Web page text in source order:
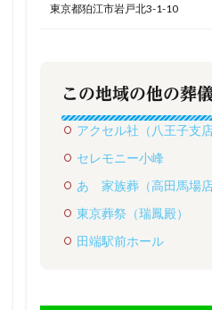
東京都狛江市岩戸北3-1-10
この地域の他の葬
アクセル社（八王子支店
セレモニー小峰
あゝ家族葬（高田馬場店
東京葬祭（瑞鳳殿）
田端駅前ホール